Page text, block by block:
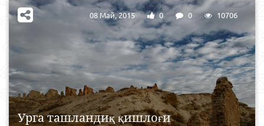
Урга ташландиқ қишлоғи
08 Май, 2015 0 0 10706